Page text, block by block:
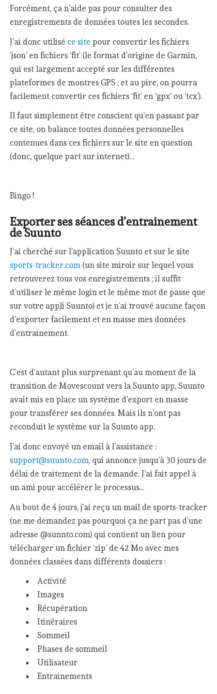
Forcément, ça n’aide pas pour consulter des
enregistrements de données toutes les secondes.
J’ai donc utilisé ce site pour convertir les fichiers
‘json’ en fichiers ‘fit’ (le format d’origine de Garmin,
qui est largement accepté sur les différentes
plateformes de montres GPS ; et au pire, on pourra
facilement convertir ces fichiers ‘fit’ en ‘gpx’ ou ‘tcx’).
Il faut simplement être conscient qu’en passant par
ce site, on balance toutes données personnelles
contenues dans ces fichiers sur le site en question
(donc, quelque part sur internet)…
Bingo !
Exporter ses séances d’entrainement
de Suunto
J’ai cherché sur l’application Suunto et sur le site
sports-tracker.com (un site miroir sur lequel vous
retrouverez tous vos enregistrements ; il suffit
d’utiliser le même login et le même mot de passe que
sur votre appli Suunto) et je n’ai trouvé aucune façon
d’exporter facilement et en masse mes données
d’entrainement.
C’est d’autant plus surprenant qu’au moment de la
transition de Movescount vers la Suunto app, Suunto
avait mis en place un système d’export en masse
pour transférer ses données. Mais ils n’ont pas
reconduit le système sur la Suunto app.
J’ai donc envoyé un email à l’assistance :
support@suunto.com, qui annonce jusqu’à 30 jours de
délai de traitement de la demande. J’ai fait appel à
un ami pour accélérer le processus…
Au bout de 4 jours, j’ai reçu un mail de sports-tracker
(ne me demandez pas pourquoi ça ne part pas d’une
adresse @sunnto.com) qui contient un lien pour
télécharger un fichier ‘zip’ de 42 Mo avec mes
données classées dans différents dossiers :
Activité
Images
Récupération
Itinéraires
Sommeil
Phases de sommeil
Utilisateur
Entrainements